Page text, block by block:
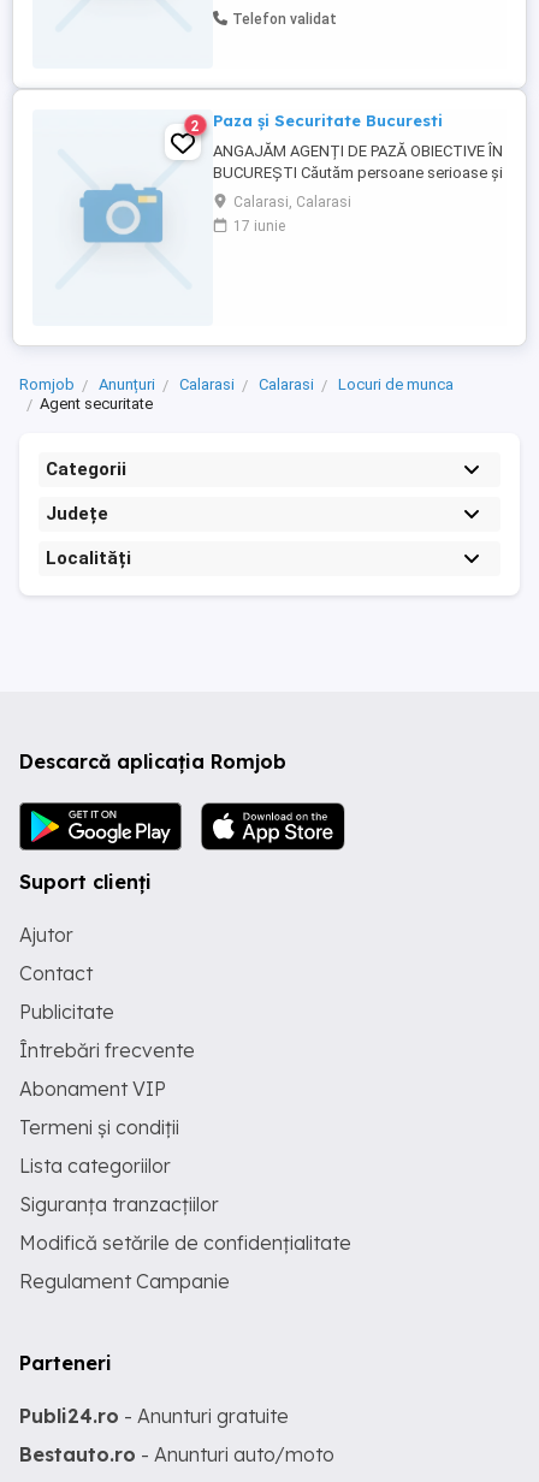
Telefon validat
2 Paza și Securitate Bucuresti
ANGAJĂM AGENȚI DE PAZĂ OBIECTIVE ÎN
BUCUREȘTI Căutăm persoane serioase și
motivate pentru posturi de agent de pază
în mai multe obiective din București. Ce
oferim: 14 lei oră Tichete de masă
Calarasi, Calarasi
17 iunie
Romjob Anunțuri Calarasi Calarasi
Locuri de munca
Agent securitate
Categorii
Județe
Localități
Descarcă aplicația Romjob
Suport clienți
Ajutor
Contact
Publicitate
Întrebări frecvente
Abonament VIP
Termeni și condiții
Lista categoriilor
Siguranța tranzacțiilor
Modifică setările de confidențialitate
Regulament Campanie
Parteneri
Publi24.ro - Anunturi gratuite
Bestauto.ro - Anunturi auto/moto